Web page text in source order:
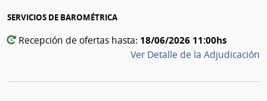
SERVICIOS DE BAROMÉTRICA
Recepción de ofertas hasta: 18/06/2026 11:00hs
Ver Detalle de la Adjudicación